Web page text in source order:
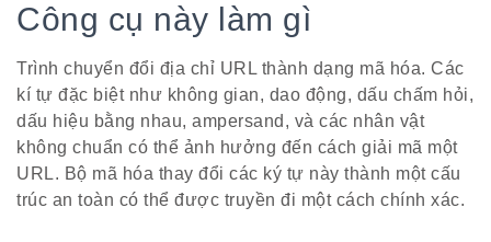
Công cụ này làm gì
Trình chuyển đổi địa chỉ URL thành dạng mã hóa. Các
kí tự đặc biệt như không gian, dao động, dấu chấm hỏi,
dấu hiệu bằng nhau, ampersand, và các nhân vật
không chuẩn có thể ảnh hưởng đến cách giải mã một
URL. Bộ mã hóa thay đổi các ký tự này thành một cấu
trúc an toàn có thể được truyền đi một cách chính xác.